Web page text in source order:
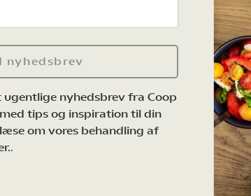
nyhedsbrev
ugentlige nyhedsbrev fra Coop
tips og inspiration til din
om vores behandling af
.